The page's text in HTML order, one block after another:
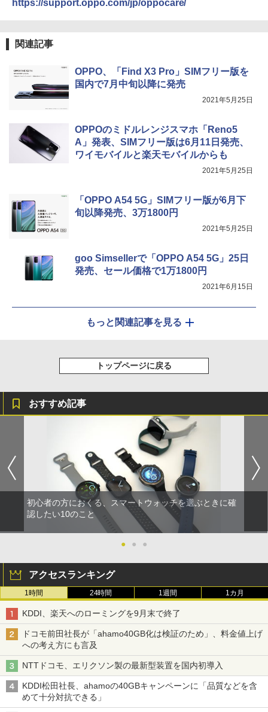
https://support.oppo.com/jp/oppocare/
関連記事
OPPO、「Find X3 Pro」SIMフリー版を
国内で7月中旬以降に発売
2021年5月25日
OPPOのミドルレンジスマホ「Reno5
A」発表、SIMフリー版は6月11日発売、
ワイモバイルと楽天モバイルからも
2021年5月25日
「OPPO A54 5G」SIMフリー版が6月下
旬以降発売、3万1800円
2021年5月25日
goo Simsellerで「OPPO A54 5G」25日
発売、セール価格で1万1800円
2021年6月15日
もっと関連記事を見る
トップページに戻る
おすすめ記事
初心者の方におくる、スマートウォッチを選ぶときに確
認したい10のこと
● ● ●
アクセスランキング
1時間 24時間 1週間 1カ月
KDDI、楽天へのローミングを9月末で終了
ドコモ前田社長が「ahamo40GB化は検証のため」、料金値上げ
への考え方にも言及
NTTドコモ、エリクソン製の最新型装置を国内初導入
KDDI松田社長、ahamoの40GBキャンペーンに「品質などを含
めて十分対抗できる」